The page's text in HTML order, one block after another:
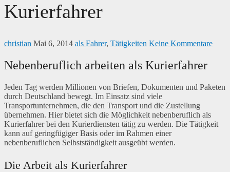
Kurierfahrer
christian Mai 6, 2014 als Fahrer, Tätigkeiten Keine Kommentare
Nebenberuflich arbeiten als Kurierfahrer
Jeden Tag werden Millionen von Briefen, Dokumenten und Paketen
durch Deutschland bewegt. Im Einsatz sind viele
Transportunternehmen, die den Transport und die Zustellung
übernehmen. Hier bietet sich die Möglichkeit nebenberuflich als
Kurierfahrer bei den Kurierdiensten tätig zu werden. Die Tätigkeit
kann auf geringfügiger Basis oder im Rahmen einer
nebenberuflichen Selbstständigkeit ausgeübt werden.
Die Arbeit als Kurierfahrer